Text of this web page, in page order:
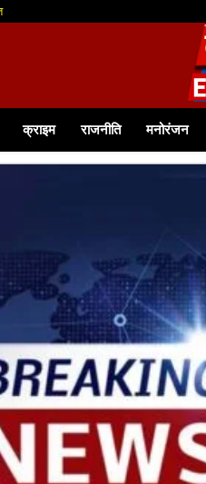
में विद्यार्थी परिषद एवं हाउस सदस्यों का
क्राइम राजनीति मनोरंजन